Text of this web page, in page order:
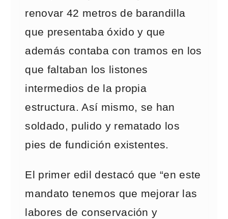
renovar 42 metros de barandilla
que presentaba óxido y que
además contaba con tramos en los
que faltaban los listones
intermedios de la propia
estructura. Así mismo, se han
soldado, pulido y rematado los
pies de fundición existentes.
El primer edil destacó que “en este
mandato tenemos que mejorar las
labores de conservación y